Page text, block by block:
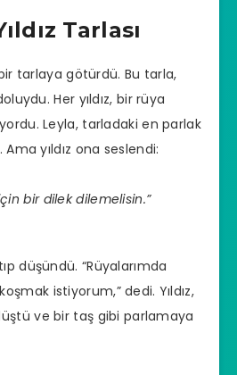
Tarlası
bir tarlaya götürdü. Bu tarla,
Her yıldız, bir rüya
Leyla, tarladaki en parlak
Ama yıldız ona seslendi:
bir dilek dilemelisin.”
düşündü. “Rüyalarımda
istiyorum,” dedi. Yıldız,
ve bir taş gibi parlamaya